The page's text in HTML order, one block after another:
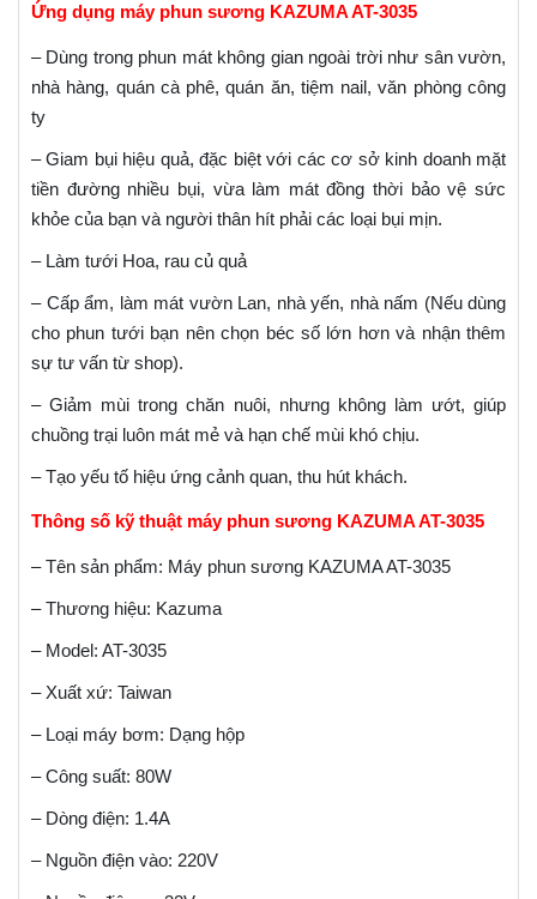
Ứng dụng máy phun sương KAZUMA AT-3035
– Dùng trong phun mát không gian ngoài trời như sân vườn,
nhà hàng, quán cà phê, quán ăn, tiệm nail, văn phòng công
ty
– Giam bụi hiệu quả, đặc biệt với các cơ sở kinh doanh mặt
tiền đường nhiều bụi, vừa làm mát đồng thời bảo vệ sức
khỏe của bạn và người thân hít phải các loại bụi mịn.
– Làm tưới Hoa, rau củ quả
– Cấp ẩm, làm mát vườn Lan, nhà yến, nhà nấm (Nếu dùng
cho phun tưới bạn nên chọn béc số lớn hơn và nhận thêm
sự tư vấn từ shop).
– Giảm mùi trong chăn nuôi, nhưng không làm ướt, giúp
chuồng trại luôn mát mẻ và hạn chế mùi khó chịu.
– Tạo yếu tố hiệu ứng cảnh quan, thu hút khách.
Thông số kỹ thuật máy phun sương KAZUMA AT-3035
– Tên sản phẩm: Máy phun sương KAZUMA AT-3035
– Thương hiệu: Kazuma
– Model: AT-3035
– Xuất xứ: Taiwan
– Loại máy bơm: Dạng hộp
– Công suất: 80W
– Dòng điện: 1.4A
– Nguồn điện vào: 220V